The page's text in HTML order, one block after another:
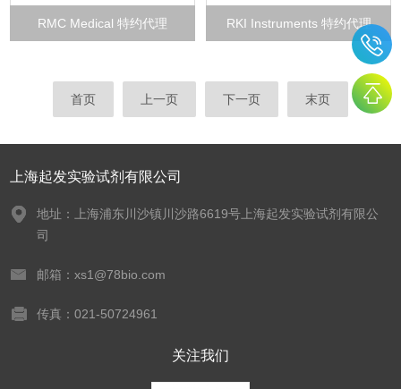
RMC Medical 特约代理 RKI Instruments 特约代理
首页 上一页 下一页 末页
上海起发实验试剂有限公司
地址：上海浦东川沙镇川沙路6619号上海起发实验试剂有限公
司
邮箱：xs1@78bio.com
传真：021-50724961
关注我们